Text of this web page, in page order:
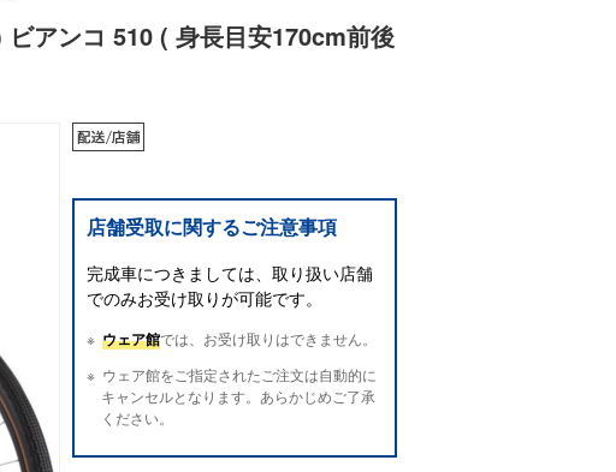
アンコ 510 ( 身長目安170cm前後
店舗受取に関するご注意事項
完成車につきましては、取り扱い店舗
でのみお受け取りが可能です。
ウェア館では、お受け取りはできません。
ウェア館をご指定されたご注文は自動的に
キャンセルとなります。あらかじめご了承
ください。